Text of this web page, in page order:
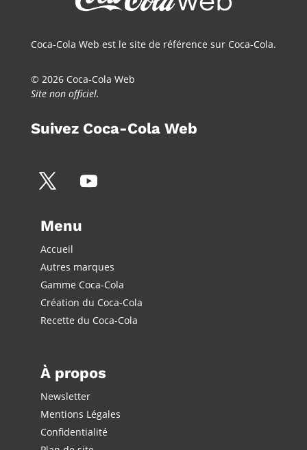
Coca-Cola Web est le site de référence sur Coca-Cola.
© 2026 Coca-Cola Web
Site non officiel.
Suivez Coca-Cola Web
Menu
Accueil
Autres marques
Gamme Coca-Cola
Création du Coca-Cola
Recette du Coca-Cola
À propos
Newsletter
Mentions Légales
Confidentialité